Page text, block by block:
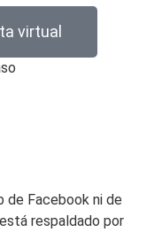
virtual
Facebook ni de
respaldado por